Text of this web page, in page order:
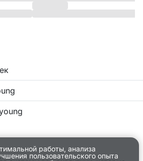
работы, анализа
пользовательского опыта